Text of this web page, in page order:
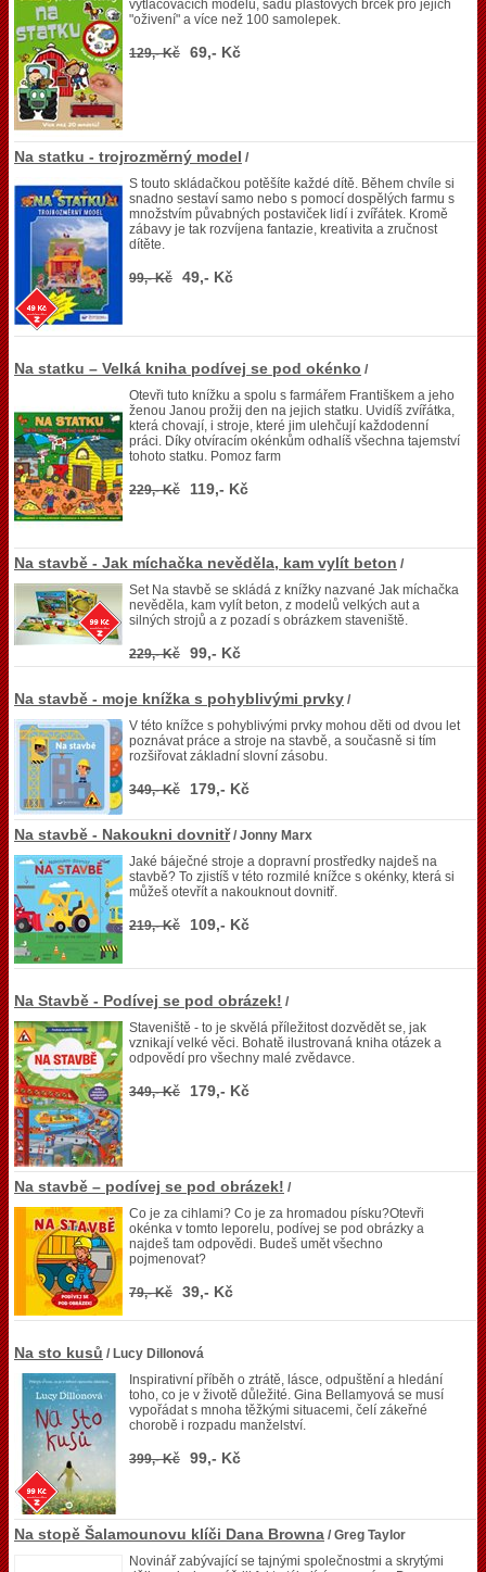
vytlačovacích modelů, sadu plastových brček pro jejich
"oživení" a více než 100 samolepek.
129,- Kč 69,- Kč
Na statku - trojrozměrný model /
S touto skládačkou potěšíte každé dítě. Během chvíle si
snadno sestaví samo nebo s pomocí dospělých farmu s
množstvím půvabných postaviček lidí i zvířátek. Kromě
zábavy je tak rozvíjena fantazie, kreativita a zručnost
dítěte.
99,- Kč 49,- Kč
Na statku – Velká kniha podívej se pod okénko /
Otevři tuto knížku a spolu s farmářem Františkem a jeho
ženou Janou prožij den na jejich statku. Uvidíš zvířátka,
která chovají, i stroje, které jim ulehčují každodenní
práci. Díky otvíracím okénkům odhalíš všechna tajemství
tohoto statku. Pomoz farm
229,- Kč 119,- Kč
Na stavbě - Jak míchačka nevěděla, kam vylít beton /
Set Na stavbě se skládá z knížky nazvané Jak míchačka
nevěděla, kam vylít beton, z modelů velkých aut a
silných strojů a z pozadí s obrázkem staveniště.
229,- Kč 99,- Kč
Na stavbě - moje knížka s pohyblivými prvky /
V této knížce s pohyblivými prvky mohou děti od dvou let
poznávat práce a stroje na stavbě, a současně si tím
rozšiřovat základní slovní zásobu.
349,- Kč 179,- Kč
Na stavbě - Nakoukni dovnitř/ Jonny Marx
Jaké báječné stroje a dopravní prostředky najdeš na
stavbě? To zjistíš v této rozmilé knížce s okénky, která si
můžeš otevřít a nakouknout dovnitř.
219,- Kč 109,- Kč
Na Stavbě - Podívej se pod obrázek! /
Staveniště - to je skvělá příležitost dozvědět se, jak
vznikají velké věci. Bohatě ilustrovaná kniha otázek a
odpovědí pro všechny malé zvědavce.
349,- Kč 179,- Kč
Na stavbě – podívej se pod obrázek! /
Co je za cihlami? Co je za hromadou písku?Otevři
okénka v tomto leporelu, podívej se pod obrázky a
najdeš tam odpovědi. Budeš umět všechno
pojmenovat?
79,- Kč 39,- Kč
Na sto kusů / Lucy Dillonová
Inspirativní příběh o ztrátě, lásce, odpuštění a hledání
toho, co je v životě důležité. Gina Bellamyová se musí
vypořádat s mnoha těžkými situacemi, čelí zákeřné
chorobě i rozpadu manželství.
399,- Kč 99,- Kč
Na stopě Šalamounovu klíči Dana Browna / Greg Taylor
Novinář zabývající se tajnými společnostmi a skrytými